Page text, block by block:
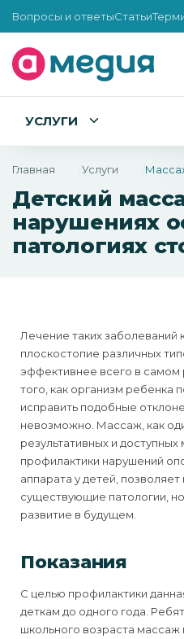
Вопросы и ответыСтатьи
УСЛУГИ
Главная Услуги
Детский
нарушениях
патологиях
Лечение таких заболеваний
плоскостопие различных
эффективнее всего в самом
того, как организм ребенка
исправить подобные
невозможно. Массаж, как
результативных и
профилактики нарушений
аппарата у детей, позволяет
существующие патологии,
развитие в будущем.
Показания
С целью профилактики
деткам до одного года.
школьного возраста массаж